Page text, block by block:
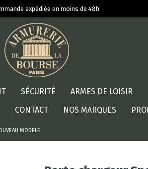
expédiée en moins de 48h
SÉCURITÉ ARMES DE LOISIR
CONTACT NOS MARQUES
MODELE